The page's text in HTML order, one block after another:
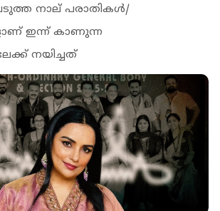
നാല് പരാതികൾ/
ഇന്ന് കാണുന്ന
നയിച്ചത്